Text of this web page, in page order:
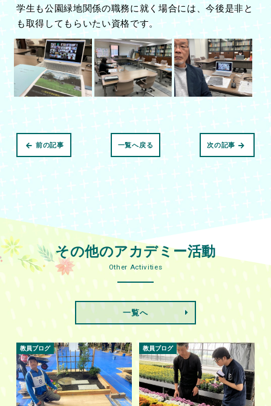
学生も公園緑地関係の職務に就く場合には、今後是非と
も取得してもらいたい資格です。
次の記事
一覧へ戻る
前の記事
その他のアカデミー活動
Other Activities
一覧へ
教員ブログ 教員ブログ